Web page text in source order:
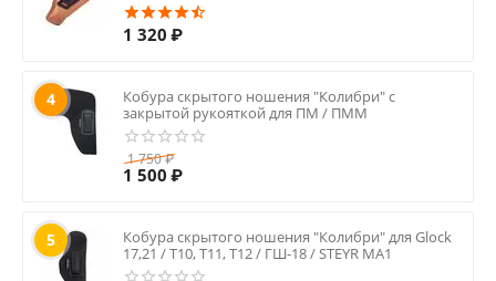
1 320 ₽
4
Кобура скрытого ношения "Колибри" с
закрытой рукояткой для ПМ / ПММ
1 750₽
1 500 ₽
5
Кобура скрытого ношения "Колибри" для Glock
17,21 / Т10, Т11, Т12 / ГШ-18 / STEYR MA1